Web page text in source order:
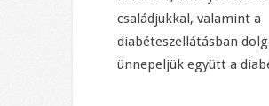
családjukkal, valamint a
diabéteszellátásban
ünnepeljük együtt a